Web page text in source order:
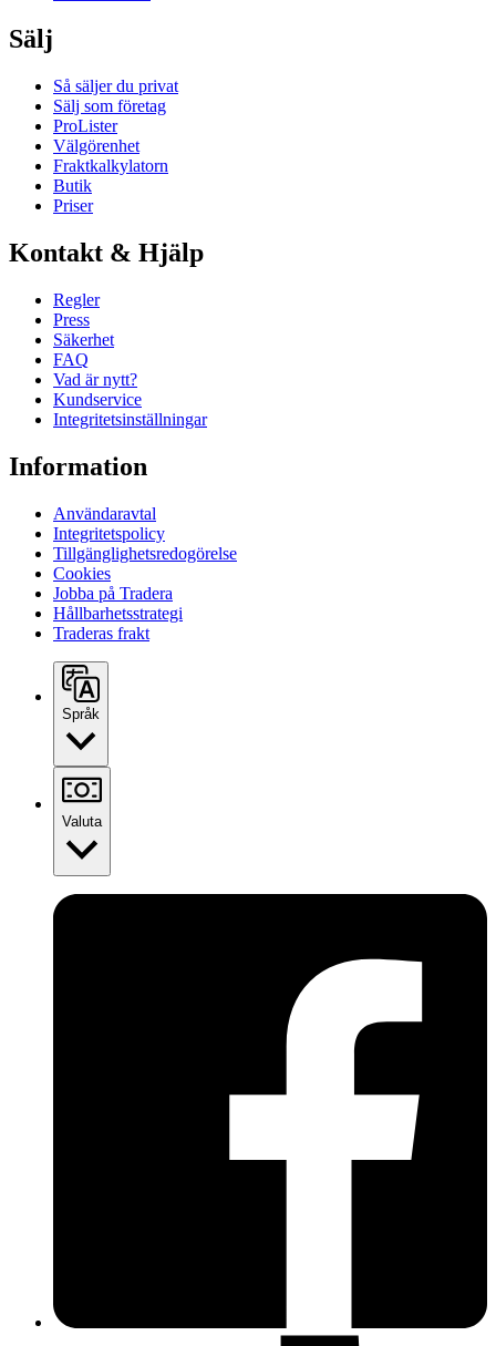
Sälj
Så säljer du privat
Sälj som företag
ProLister
Välgörenhet
Fraktkalkylatorn
Butik
Priser
Kontakt & Hjälp
Regler
Press
Säkerhet
FAQ
Vad är nytt?
Kundservice
Integritetsinställningar
Information
Användaravtal
Integritetspolicy
Tillgänglighetsredogörelse
Cookies
Jobba på Tradera
Hållbarhetsstrategi
Traderas frakt
Språk
Valuta